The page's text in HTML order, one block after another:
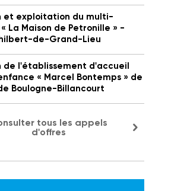
et exploitation du multi-
La Maison de Petronille » -
de-Grand-Lieu
de l'établissement d'accueil
« Marcel Bontemps » de
Boulogne-Billancourt
tous les appels
d'offres